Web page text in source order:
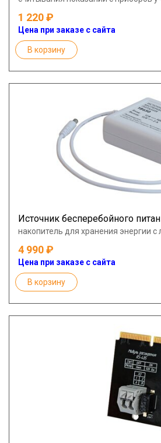
1 220
Цена при заказе с сайта
В корзину
Источник бесперебойного
накопитель для хранения энергии с
4 990
Цена при заказе с сайта
В корзину